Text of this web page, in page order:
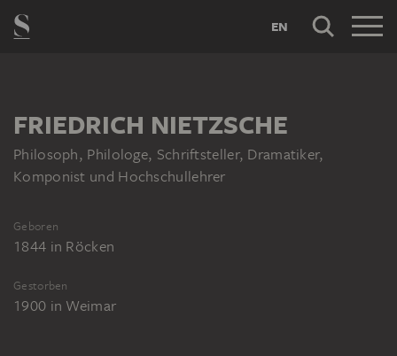
EN
FRIEDRICH NIETZSCHE
Philosoph, Philologe, Schriftsteller, Dramatiker,
Komponist und Hochschullehrer
Geboren
1844 in Röcken
Gestorben
1900 in Weimar